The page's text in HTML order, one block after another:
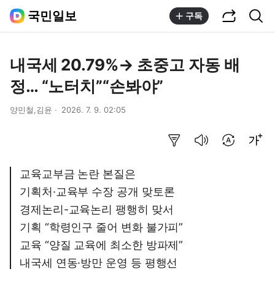
국민일보 구독
내국세 20.79%→ 초중고 자동 배
정… “노터치”“손봐야”
양민철,김윤 2026. 7. 9. 02:05
교육교부금 논란 본질은
기획처·교육부 수장 공개 맞토론
경제논리-교육논리 팽행히 맞서
기획 “학령인구 줄어 변화 불가피”
교육 “양질 교육에 최소한 방파제”
내국세 연동·방만 운영 등 평행선